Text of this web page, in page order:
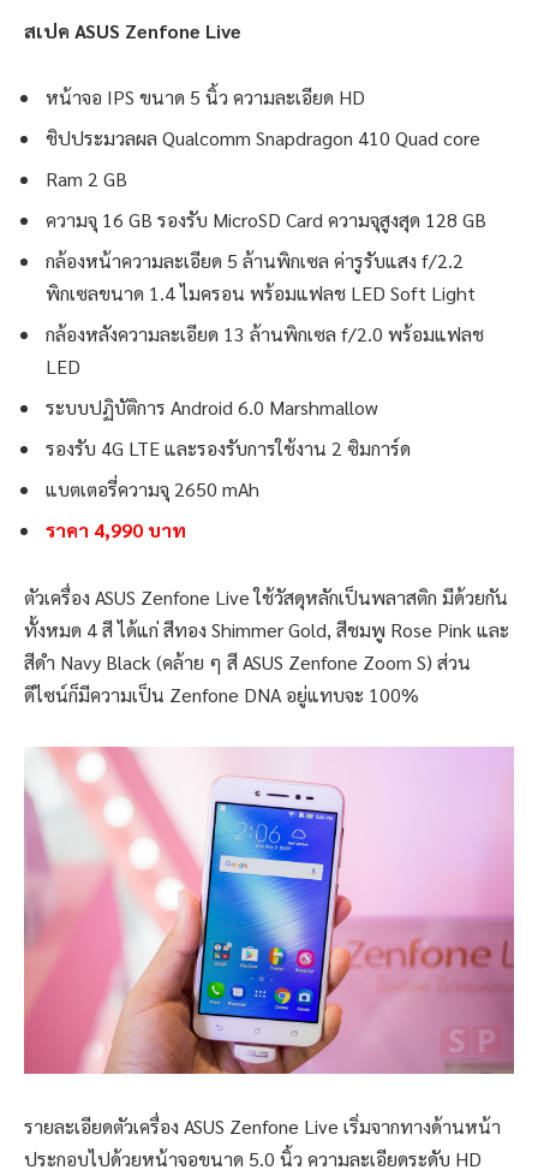
สเปค ASUS Zenfone Live
หน้าจอ IPS ขนาด 5 นิ้ว ความละเอียด HD
ชิปประมวลผล Qualcomm Snapdragon 410 Quad core
Ram 2 GB
ความจุ 16 GB รองรับ MicroSD Card ความจุสูงสุด 128 GB
กล้องหน้าความละเอียด 5 ล้านพิกเซล ค่ารูรับแสง f/2.2
พิกเซลขนาด 1.4 ไมครอน พร้อมแฟลช LED Soft Light
กล้องหลังความละเอียด 13 ล้านพิกเซล f/2.0 พร้อมแฟลช
LED
ระบบปฏิบัติการ Android 6.0 Marshmallow
รองรับ 4G LTE และรองรับการใช้งาน 2 ซิมการ์ด
แบตเตอรี่ความจุ 2650 mAh
ราคา 4,990 บาท
ตัวเครื่อง ASUS Zenfone Live ใช้วัสดุหลักเป็นพลาสติก มีด้วยกัน
ทั้งหมด 4 สี ได้แก่ สีทอง Shimmer Gold, สีชมพู Rose Pink และ
สีดำ Navy Black (คล้าย ๆ สี ASUS Zenfone Zoom S) ส่วน
ดีไซน์ก็มีความเป็น Zenfone DNA อยู่แทบจะ 100%
รายละเอียดตัวเครื่อง ASUS Zenfone Live เริ่มจากทางด้านหน้า
ประกอบไปด้วยหน้าจอขนาด 5.0 นิ้ว ความละเอียดระดับ HD